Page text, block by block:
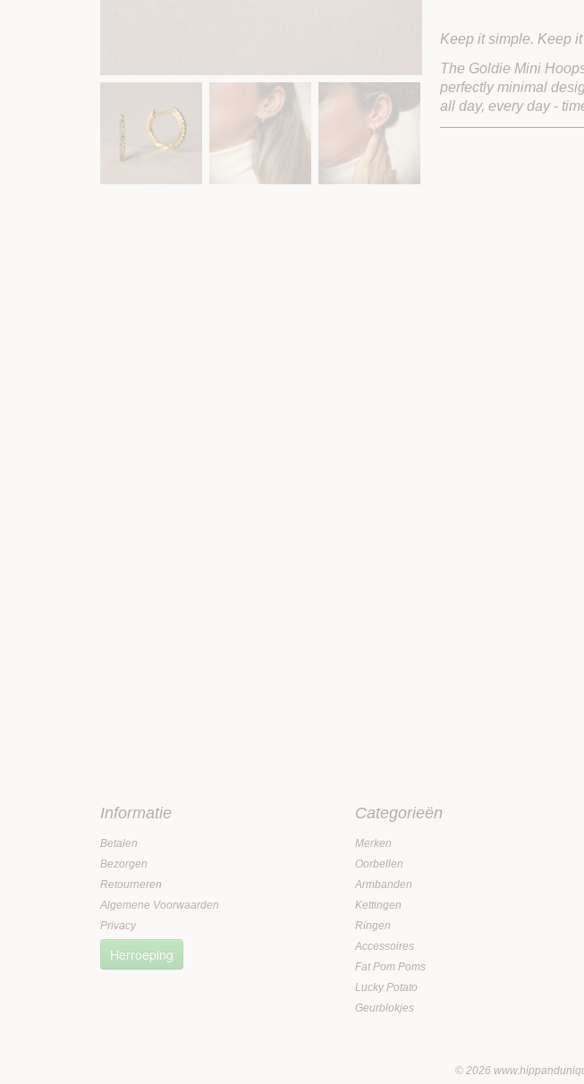
Keep it simple. Keep
The Goldie Mini
perfectly minimal
all day, every day -
Informatie
Betalen
Bezorgen
Retourneren
Algemene Voorwaarden
Privacy
Herroeping
Categorieën
Merken
Oorbellen
Armbanden
Kettingen
Ringen
Accessoires
Fat Pom Poms
Lucky Potato
Geurblokjes
© 2026